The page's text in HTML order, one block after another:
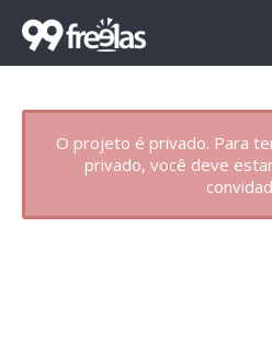
O projeto é privado. Para
privado, você deve